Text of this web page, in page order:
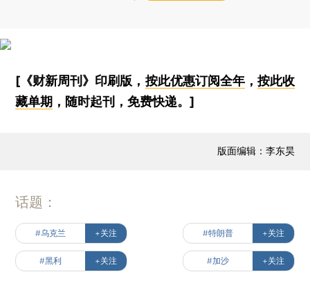
[《财新周刊》印刷版， 按此优惠订阅全年， 按此收
藏单期 ，随时起刊，免费快递。]
版面编辑：李东昊
话题：
#乌克兰 +关注 #特朗普 +关注
#黑利 +关注 #加沙 +关注